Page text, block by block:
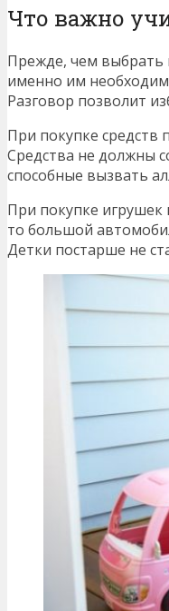
Что важно
Прежде, чем выбрать
именно им
Разговор позволит
При покупке средств
Средства не должны
способные вызвать
При покупке игрушек
то большой
Детки постарше не